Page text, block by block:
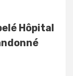
Hôpital